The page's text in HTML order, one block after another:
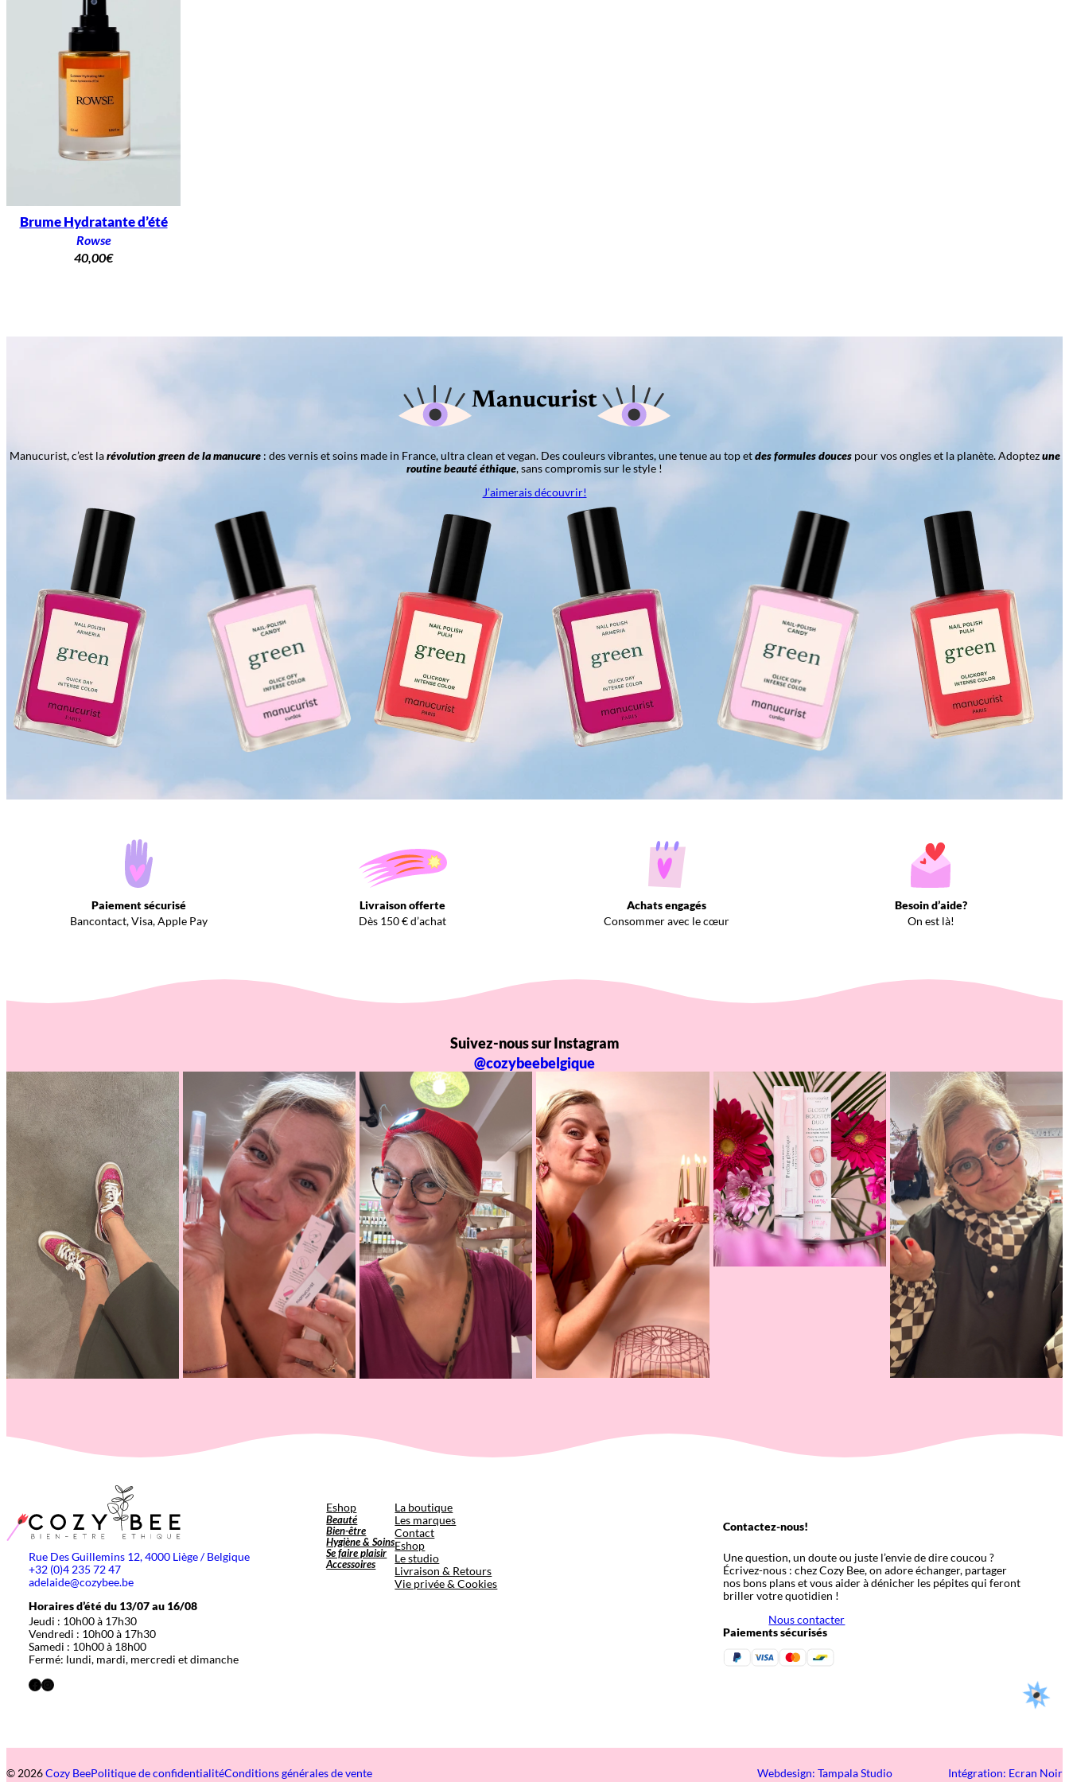
Brume Hydratante d’été
Rowse
40,00€
Manucurist
Manucurist, c’est larévolution green de la manucure: des vernis et soins made in France, ultra clean et vegan. Des couleurs vibrantes, une tenue au top etdes formules doucespour vos ongles et la planète. Adoptezune
routine beauté éthique, sans compromis sur le style !
J’aimerais découvrir!
Paiement sécurisé
Bancontact, Visa, Apple Pay
Livraison offerte
Dès 150 € d’achat
Achats engagés
Consommer avec le cœur
Besoin d’aide?
On est là!
Suivez-nous sur Instagram
@cozybeebelgique
Rue Des Guillemins 12, 4000 Liège / Belgique
+32 (0)4 235 72 47
adelaide@cozybee.be
Horaires d’été du 13/07 au 16/08
Jeudi : 10h00 à 17h30
Vendredi : 10h00 à 17h30
Samedi : 10h00 à 18h00
Fermé: lundi, mardi, mercredi et dimanche
Facebook
Instagram
Eshop
Beauté
Bien-être
Hygiène & Soins
Se faire plaisir
Accessoires
La boutique
Les marques
Contact
Eshop
Le studio
Livraison & Retours
Vie privée & Cookies
Contactez-nous!
Une question, un doute ou juste l’envie de dire coucou ?
Écrivez-nous : chez Cozy Bee, on adore échanger, partager
nos bons plans et vous aider à dénicher les pépites qui feront
briller votre quotidien !
Nous contacter
Paiements sécurisés
© 2026Cozy BeePolitique de confidentialitéConditions générales de vente Webdesign: Tampala Studio Intégration: Ecran Noir